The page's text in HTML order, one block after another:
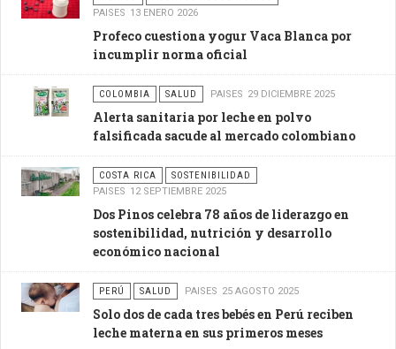
PAISES 13 ENERO 2026
Profeco cuestiona yogur Vaca Blanca por
incumplir norma oficial
COLOMBIA SALUD PAISES 29 DICIEMBRE 2025
Alerta sanitaria por leche en polvo
falsificada sacude al mercado colombiano
COSTA RICA
SOSTENIBILIDAD
PAISES 12 SEPTIEMBRE 2025
Dos Pinos celebra 78 años de liderazgo en
sostenibilidad, nutrición y desarrollo
económico nacional
PERÚ SALUD PAISES 25 AGOSTO 2025
Solo dos de cada tres bebés en Perú reciben
leche materna en sus primeros meses